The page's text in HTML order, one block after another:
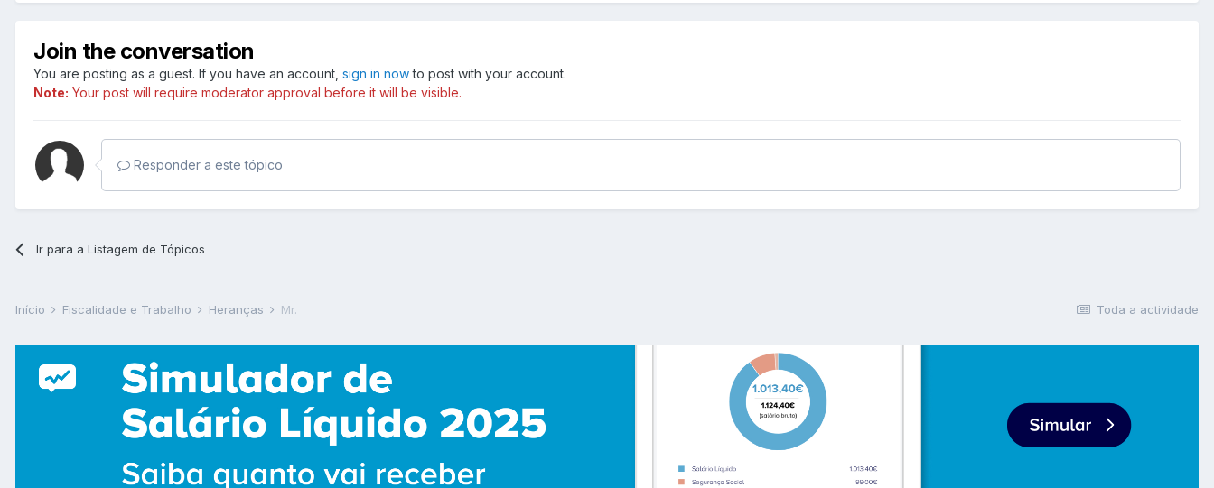
Join the conversation
You are posting as a guest. If you have an account, sign in nowto post with your account.
Note: Your post will require moderator approval before it will be visible.
Responder a este tópico
Ir para a Listagem de Tópicos
Toda a actividade
Início Fiscalidade e Trabalho Heranças Mr.